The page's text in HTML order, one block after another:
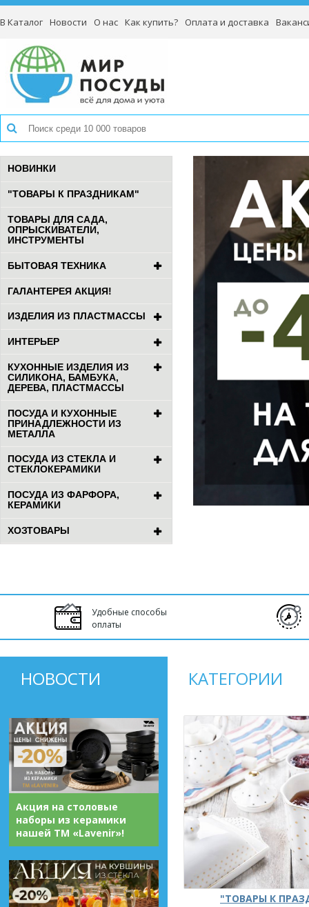
В Каталог Новости О нас Как купить? Оплата и доставка
НОВИНКИ
"ТОВАРЫ К ПРАЗДНИКАМ"
ТОВАРЫ ДЛЯ САДА,
ОПРЫСКИВАТЕЛИ,
ИНСТРУМЕНТЫ
БЫТОВАЯ ТЕХНИКА
ГАЛАНТЕРЕЯ АКЦИЯ!
ИЗДЕЛИЯ ИЗ ПЛАСТМАССЫ
ИНТЕРЬЕР
КУХОННЫЕ ИЗДЕЛИЯ ИЗ
СИЛИКОНА, БАМБУКА,
ДЕРЕВА, ПЛАСТМАССЫ
ПОСУДА И КУХОННЫЕ
ПРИНАДЛЕЖНОСТИ ИЗ
МЕТАЛЛА
ПОСУДА ИЗ СТЕКЛА И
СТЕКЛОКЕРАМИКИ
ПОСУДА ИЗ ФАРФОРА,
КЕРАМИКИ
ХОЗТОВАРЫ
Удобные способы
оплаты
НОВОСТИ
Акция на столовые
наборы из керамики
нашей ТМ «Lavenir»!
КАТЕГОРИИ
"ТОВАРЫ К